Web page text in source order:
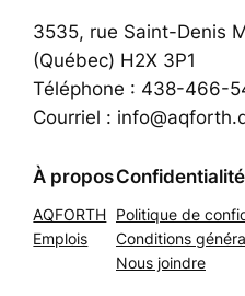
3535, rue Saint-Denis
(Québec) H2X 3P1
Téléphone : 438-466-
Courriel :
À propos
AQFORTH
Emplois
Confidentialité
Politique de
Conditions
Nous joindre